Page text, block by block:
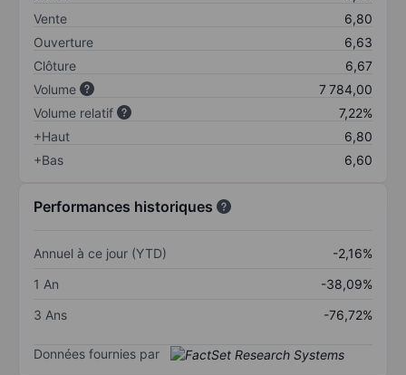
Vente
6,80
Ouverture
6,63
Clôture
6,67
Volume
7 784,00
Volume relatif
7,22%
+Haut
6,80
+Bas
6,60
Performances historiques
Annuel à ce jour (YTD)
-2,16%
1 An
-38,09%
3 Ans
-76,72%
Données fournies par